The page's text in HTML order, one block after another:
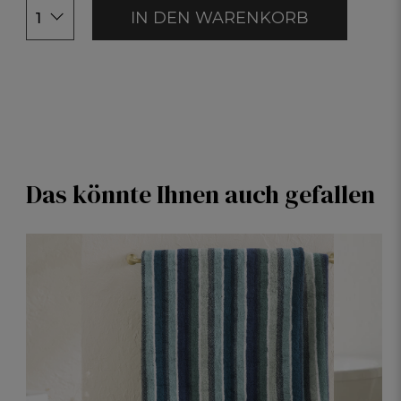
1 IN DEN WARENKORB
Das könnte Ihnen auch gefallen